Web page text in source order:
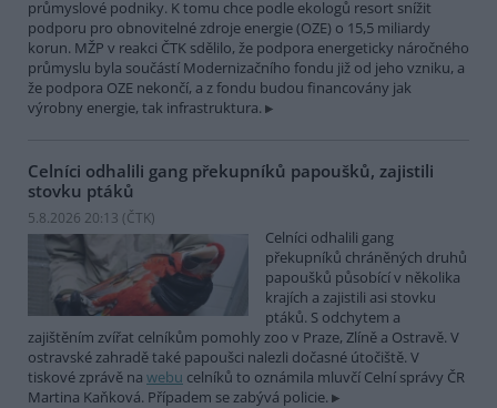
průmyslové podniky. K tomu chce podle ekologů resort snížit
podporu pro obnovitelné zdroje energie (OZE) o 15,5 miliardy
korun. MŽP v reakci ČTK sdělilo, že podpora energeticky náročného
průmyslu byla součástí Modernizačního fondu již od jeho vzniku, a
že podpora OZE nekončí, a z fondu budou financovány jak
výrobny energie, tak infrastruktura.
Celníci odhalili gang překupníků papoušků, zajistili
stovku ptáků
5.8.2026 20:13 (ČTK)
Celníci odhalili gang
překupníků chráněných druhů
papoušků působící v několika
krajích a zajistili asi stovku
ptáků. S odchytem a
zajištěním zvířat celníkům pomohly zoo v Praze, Zlíně a Ostravě. V
ostravské zahradě také papoušci nalezli dočasné útočiště. V
tiskové zprávě na webu celníků to oznámila mluvčí Celní správy ČR
Martina Kaňková. Případem se zabývá policie.